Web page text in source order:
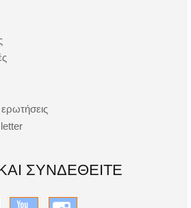
ΣΥΝΔΕΘΕΊΤΕ